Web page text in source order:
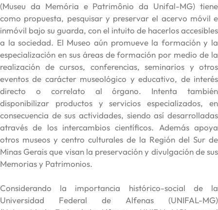
(Museu da Memória e Patrimônio da Unifal-MG) tiene
como propuesta, pesquisar y preservar el acervo móvil e
inmóvil bajo su guarda, con el intuito de hacerlos accesibles
a la sociedad. El Museo aún promueve la formación y la
especialización en sus áreas de formación por medio de la
realización de cursos, conferencias, seminarios y otros
eventos de carácter museológico y educativo, de interés
directo o correlato al órgano. Intenta también
disponibilizar productos y serviciosespecializados, en
consecuencia de sus actividades, siendo así desarrolladas
através de los intercambios científicos. Además apoya
otros museos y centro culturales de la Región del Sur de
Minas Gerais que visan la preservación y divulgación de sus
Memorias y Patrimonios.
Considerando la importancia histórico-social de la
Universidad Federal de Alfenas (UNIFAL-MG)